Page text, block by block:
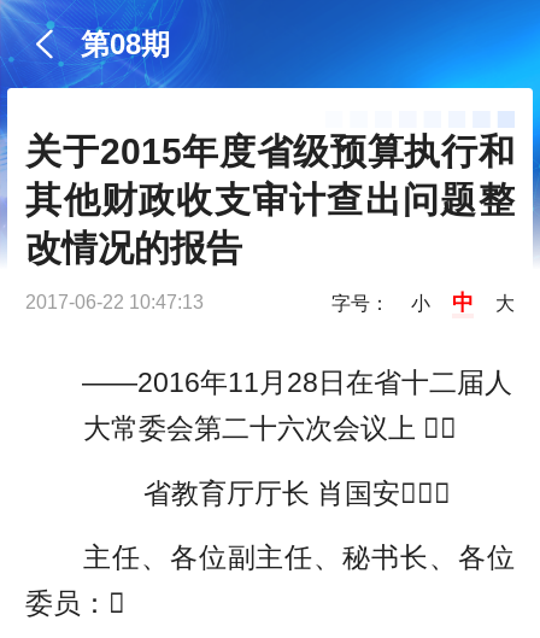
第08期
关于2015年度省级预算执行和
其他财政收支审计查出问题整
改情况的报告
2017-06-22 10:47:13 字号： 小 中 大
——2016年11月28日在省十二届人
大常委会第二十六次会议上 
省教育厅厅长 肖国安
主任、各位副主任、秘书长、各位
委员：